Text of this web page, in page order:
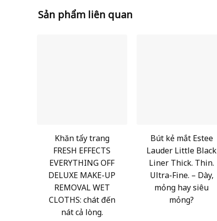
Sản phẩm liên quan
Khăn tẩy trang
FRESH EFFECTS
EVERYTHING OFF
DELUXE MAKE-UP
REMOVAL WET
CLOTHS: chát đến
nát cả lòng.
Bút kẻ mắt Estee
Lauder Little Black
Liner Thick. Thin.
Ultra-Fine. – Dày,
mỏng hay siêu
mỏng?